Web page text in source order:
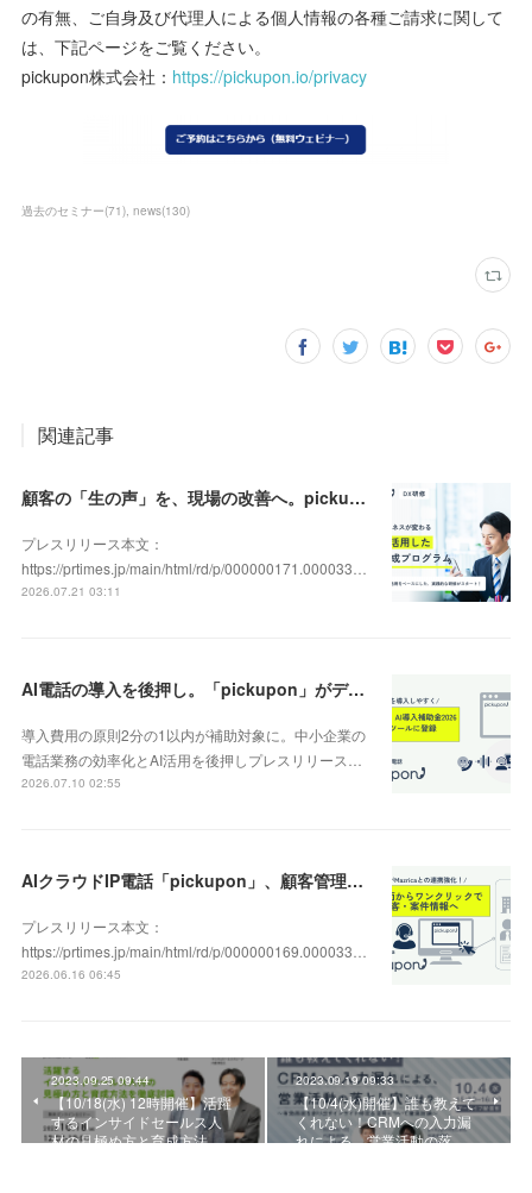
の有無、ご自身及び代理人による個人情報の各種ご請求に関して
は、下記ページをご覧ください。
pickupon株式会社： https://pickupon.io/privacy
過去のセミナー(71) news(130)
関連記事
顧客の「生の声」を、現場の改善へ。pickupon、実践型「DX人材育成研修」の提供を開始
プレスリリース本文：
https://prtimes.jp/main/html/rd/p/000000171.000033…
2026.07.21 03:11
AI電話の導入を後押し。「pickupon」がデジタル化・AI導入補助金2026（旧IT導入補助金）の対象ツールとして登録
導入費用の原則2分の1以内が補助対象に。中小企業の
電話業務の効率化とAI活用を後押しプレスリリース…
2026.07.10 02:55
AIクラウドIP電話「pickupon」、顧客管理システム「Mazrica」上の顧客や案件の詳細情報へワンクリックで遷移できる新機能を追加
プレスリリース本文：
https://prtimes.jp/main/html/rd/p/000000169.000033…
2026.06.16 06:45
2023.09.25 09:44
【10/18(水) 12時開催】活躍
するインサイドセールス人
材の見極め方と育成方法…
2023.09.19 09:33
【10/4(水)開催】誰も教えて
くれない！CRMへの入力漏
れによる、営業活動の落…